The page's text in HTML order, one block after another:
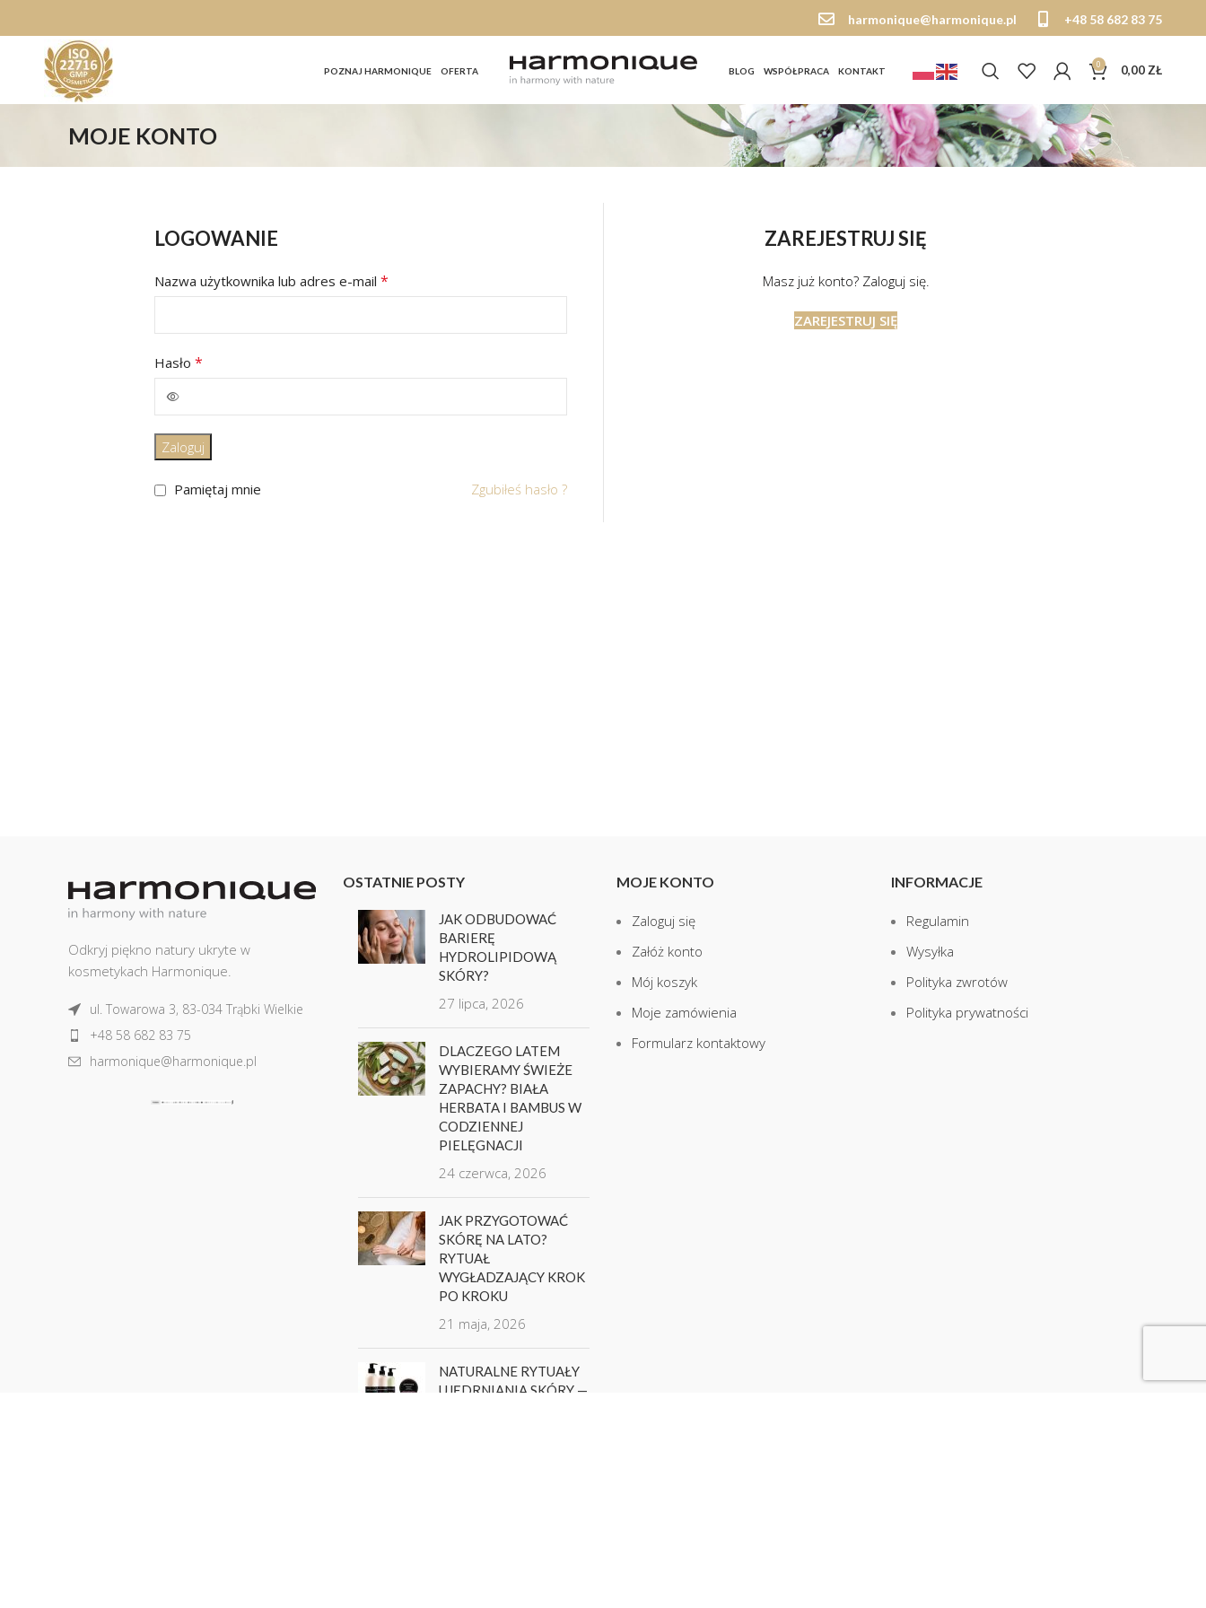
harmonique@harmonique.pl +48 58 682 83 75
POZNAJ HARMONIQUE OFERTA BLOG WSPÓŁPRACA KONTAKT
0 0,00 ZŁ
MOJE KONTO
LOGOWANIE
Nazwa użytkownika lub adres e-mail *
Hasło *
Zaloguj
Zgubiłeś hasło ?
Pamiętaj mnie
ZAREJESTRUJ SIĘ
Masz już konto? Zaloguj się.
ZAREJESTRUJ SIĘ
Odkryj piękno natury ukryte w
kosmetykach Harmonique.
ul. Towarowa 3, 83-034 Trąbki Wielkie
+48 58 682 83 75
harmonique@harmonique.pl
OSTATNIE POSTY
JAK ODBUDOWAĆ
BARIERĘ
HYDROLIPIDOWĄ
SKÓRY?
27 lipca, 2026
DLACZEGO LATEM
WYBIERAMY ŚWIEŻE
ZAPACHY? BIAŁA
HERBATA I BAMBUS W
CODZIENNEJ
PIELĘGNACJI
24 czerwca, 2026
JAK PRZYGOTOWAĆ
SKÓRĘ NA LATO?
RYTUAŁ
WYGŁADZAJĄCY KROK
PO KROKU
21 maja, 2026
NATURALNE RYTUAŁY
UJĘDRNIANIA SKÓRY —
MOJE KONTO
Zaloguj się
Załóż konto
Mój koszyk
Moje zamówienia
Formularz kontaktowy
INFORMACJE
Regulamin
Wysyłka
Polityka zwrotów
Polityka prywatności